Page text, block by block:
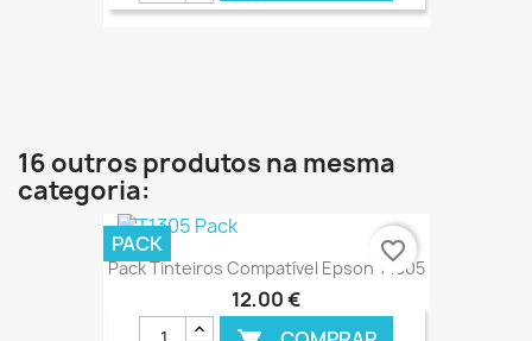
16 outros produtos na mesma
categoria:
Pack Tinteiros Compatível Epson T1305
12,00 €
PACK favorite_border